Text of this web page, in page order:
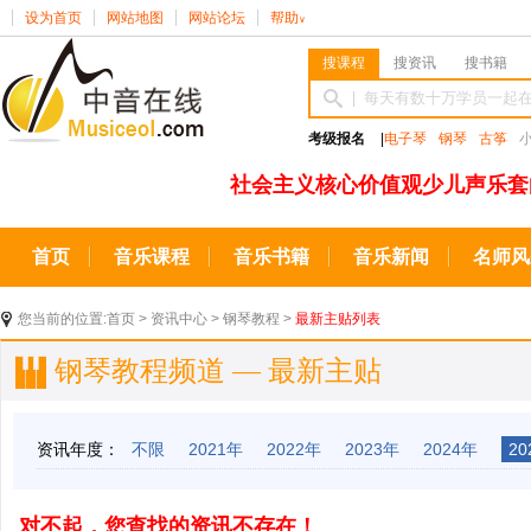
设为首页 网站地图 网站论坛 帮助 ∨
搜课程 搜资讯 搜书籍
考级报名 电子琴 钢琴 古筝
社会主义核心价值观少儿声乐
首页 音乐课程 音乐书籍 音乐新闻 名师
您当前的位置:首页 > 资讯中心 > 钢琴教程 > 最新主贴列表
钢琴教程频道 — 最新主贴
资讯年度： 不限 2021年 2022年 2023年 2024年
对不起，您查找的资讯不存在！